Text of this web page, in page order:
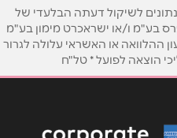
לשיקול דעתה הבלעדי של
בע"מ ו/או ישראכרט מימון בע"מ
ההלוואה או האשראי עלולה לגרור
הוצאה לפועל * טל"ח